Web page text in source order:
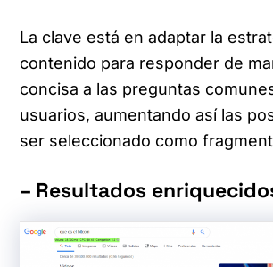
La clave está en adaptar la
contenido para responder de
concisa a las preguntas
usuarios, aumentando así las
ser seleccionado como
– Resultados